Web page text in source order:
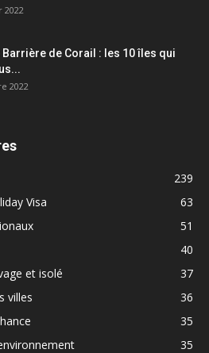
2022
Barrière de Corail : les 10 îles qui
2022
239
Visa
63
51
40
et isolé
37
villes
36
35
35